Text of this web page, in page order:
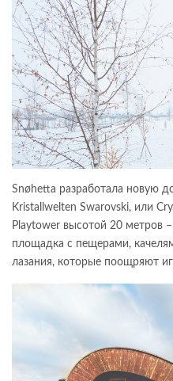
Snøhetta разработала новую
Kristallwelten Swarovski, или
Playtower высотой 20 метров –
площадка с пещерами,
лазания, которые поощряют